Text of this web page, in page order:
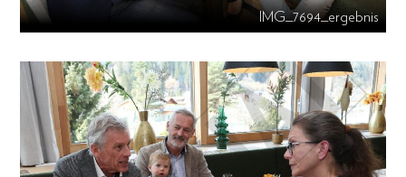
IMG_7694_ergebnis